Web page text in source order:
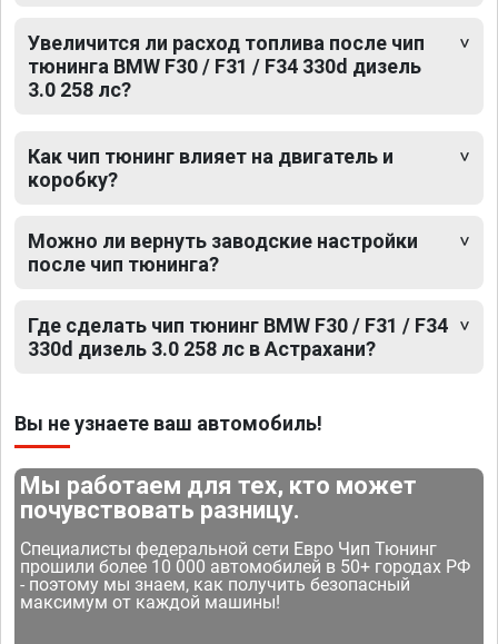
Увеличится ли расход топлива после чип
тюнинга BMW F30 / F31 / F34 330d дизель
3.0 258 лс?
Как чип тюнинг влияет на двигатель и
коробку?
Можно ли вернуть заводские настройки
после чип тюнинга?
Где сделать чип тюнинг BMW F30 / F31 / F34
330d дизель 3.0 258 лс в Астрахани?
Вы не узнаете ваш автомобиль!
Мы работаем для тех, кто может
почувствовать разницу.
Специалисты федеральной сети Евро Чип Тюнинг
прошили более 10 000 автомобилей в 50+ городах РФ
- поэтому мы знаем, как получить безопасный
максимум от каждой машины!